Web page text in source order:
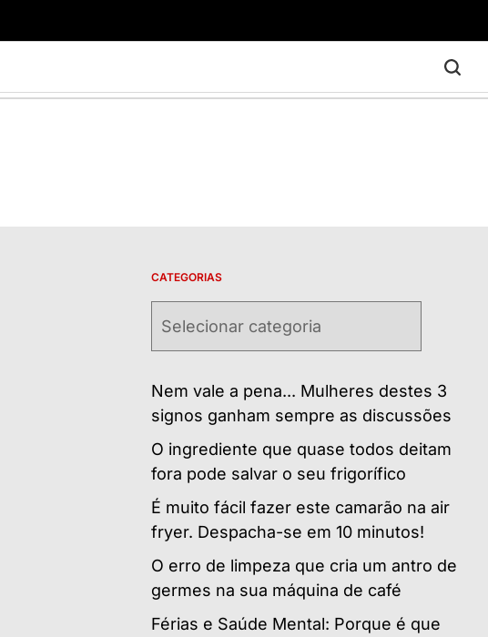
CATEGORIAS
Nem vale a pena... Mulheres destes 3
signos ganham sempre as discussões
O ingrediente que quase todos deitam
fora pode salvar o seu frigorífico
É muito fácil fazer este camarão na air
fryer. Despacha-se em 10 minutos!
O erro de limpeza que cria um antro de
germes na sua máquina de café
Férias e Saúde Mental: Porque é que